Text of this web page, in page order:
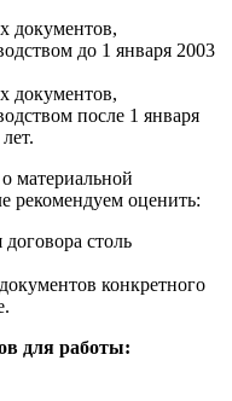
документов,
до 1 января 2003
документов,
после 1 января
материальной
рекомендуем оценить:
столь
конкретного
для работы: